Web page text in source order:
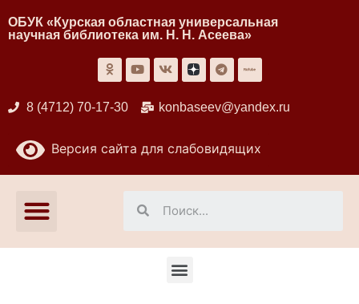
ОБУК «Курская областная универсальная
научная библиотека им. Н. Н. Асеева»
8 (4712) 70-17-30 konbaseev@yandex.ru
Версия сайта для слабовидящих